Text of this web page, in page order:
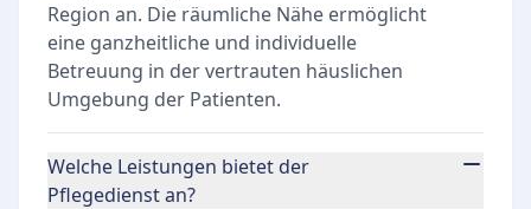
Region an. Die räumliche Nähe ermöglicht
eine ganzheitliche und individuelle
Betreuung in der vertrauten häuslichen
Umgebung der Patienten.
Welche Leistungen bietet der
Pflegedienst an?